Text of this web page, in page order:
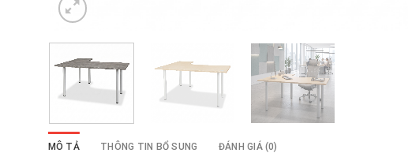
MÔ TẢ THÔNG TIN BỔ SUNG ĐÁNH GIÁ (0)